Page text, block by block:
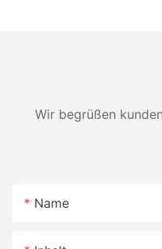
Wir begrüßen
Name